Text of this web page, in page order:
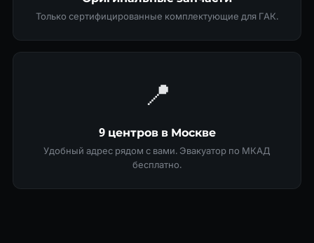
Только сертифицированные комплектующие для ГАК.
📍
9 центров в Москве
Удобный адрес рядом с вами. Эвакуатор по МКАД
бесплатно.